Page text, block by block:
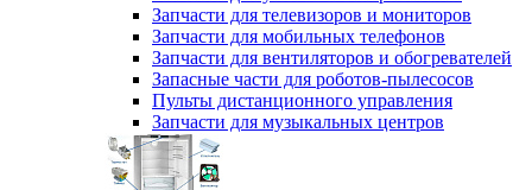
Запчасти для телевизоров и мониторов
Запчасти для мобильных телефонов
Запчасти для вентиляторов и обогревателей
Запасные части для роботов-пылесосов
Пульты дистанционного управления
Запчасти для музыкальных центров